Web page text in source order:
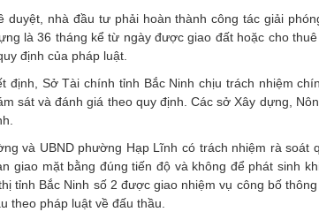
duyệt, nhà đầu tư phải hoàn thành công tác giải
là 36 tháng kể từ ngày được giao đất hoặc cho
định của pháp luật.
định, Sở Tài chính tỉnh Bắc Ninh chịu trách nhiệm
sát và đánh giá theo quy định. Các sở Xây dựng,
và UBND phường Hạp Lĩnh có trách nhiệm rà
giao mặt bằng đúng tiến độ và không để phát sinh
tỉnh Bắc Ninh số 2 được giao nhiệm vụ công bố
theo pháp luật về đấu thầu.